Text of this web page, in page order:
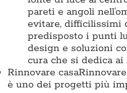
pareti e angoli
evitare, difficilissimi
predisposto i punti
design e soluzioni
cura che si dedica
Rinnovare casa
è uno dei progetti più